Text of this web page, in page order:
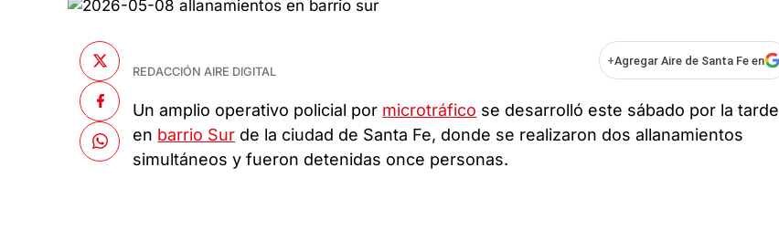
REDACCIÓN AIRE DIGITAL
+Agregar Aire de Santa Fe en
Un amplio operativo policial por microtráfico se desarrolló este sábado por la tarde
en barrio Sur de la ciudad de Santa Fe, donde se realizaron dos allanamientos
simultáneos y fueron detenidas once personas.